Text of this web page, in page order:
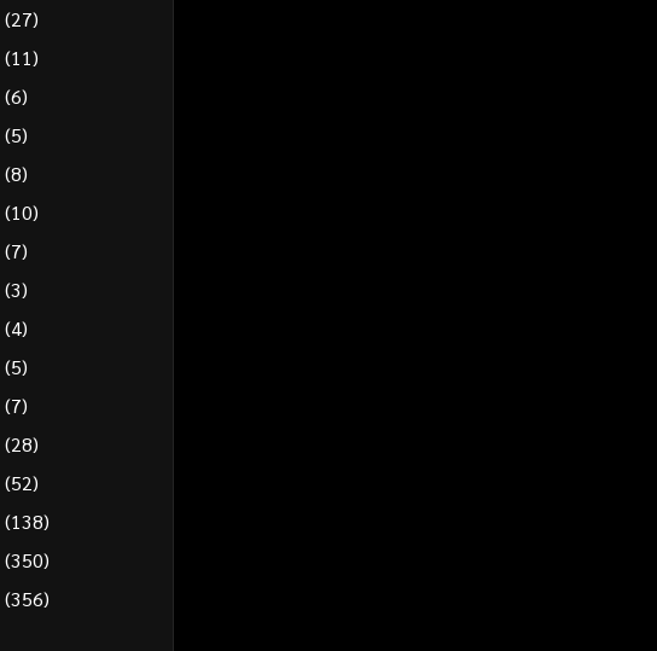
(27)
(11)
(6)
(5)
(8)
(10)
(7)
(3)
(4)
(5)
(7)
(28)
(52)
(138)
(350)
(356)